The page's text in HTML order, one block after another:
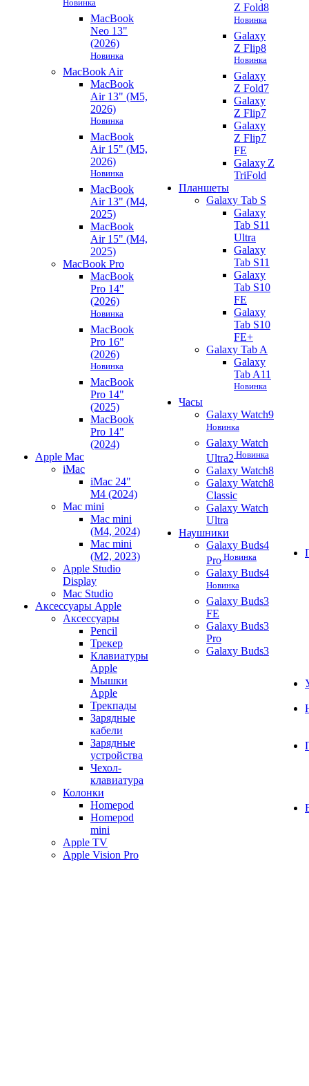
Новинка
MacBook
Neo 13"
(2026)
Новинка
MacBook Air
MacBook
Air 13" (M5,
2026)
Новинка
MacBook
Air 15" (M5,
2026)
Новинка
MacBook
Air 13" (M4,
2025)
MacBook
Air 15" (M4,
2025)
MacBook Pro
MacBook
Pro 14"
(2026)
Новинка
MacBook
Pro 16"
(2026)
Новинка
MacBook
Pro 14"
(2025)
MacBook
Pro 14"
(2024)
Apple Mac
iMac
iMac 24"
M4 (2024)
Mac mini
Mac mini
(M4, 2024)
Mac mini
(M2, 2023)
Apple Studio
Display
Mac Studio
Аксессуары Apple
Аксессуары
Pencil
Трекер
Клавиатуры
Apple
Мышки
Apple
Трекпады
Зарядные
кабели
Зарядные
устройства
Чехол-
клавиатура
Колонки
Homepod
Homepod
mini
Apple TV
Apple Vision Pro
Z Fold8
Новинка
Galaxy
Z Flip8
Новинка
Galaxy
Z Fold7
Galaxy
Z Flip7
Galaxy
Z Flip7
FE
Galaxy Z
TriFold
Планшеты
Galaxy Tab S
Galaxy
Tab S11
Ultra
Galaxy
Tab S11
Galaxy
Tab S10
FE
Galaxy
Tab S10
FE+
Galaxy Tab A
Galaxy
Tab A11
Новинка
Часы
Galaxy Watch9
Новинка
Galaxy Watch
Ultra2 Новинка
Galaxy Watch8
Galaxy Watch8
Classic
Galaxy Watch
Ultra
Наушники
Galaxy Buds4
Pro Новинка
Galaxy Buds4
Новинка
Galaxy Buds3
FE
Galaxy Buds3
Pro
Galaxy Buds3